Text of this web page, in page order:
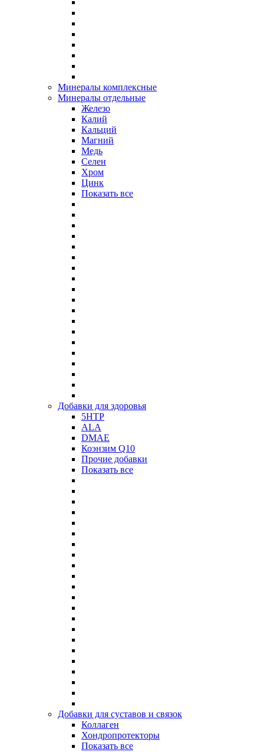
Минералы комплексные
Минералы отдельные
Железо
Калий
Кальций
Магний
Медь
Селен
Хром
Цинк
Показать все
Добавки для здоровья
5HTP
ALA
DMAE
Коэнзим Q10
Прочие добавки
Показать все
Добавки для суставов и связок
Коллаген
Хондропротекторы
Показать все